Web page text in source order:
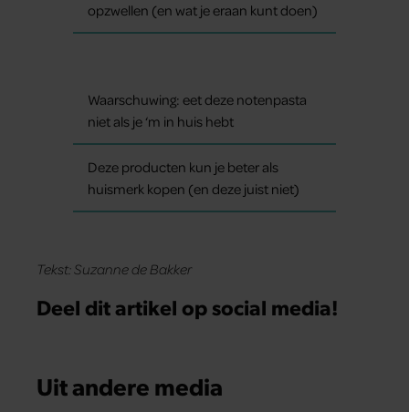
opzwellen (en wat je eraan kunt doen)
Waarschuwing: eet deze notenpasta
niet als je ‘m in huis hebt
Deze producten kun je beter als
huismerk kopen (en deze juist niet)
Tekst: Suzanne de Bakker
Deel dit artikel op social media!
Uit andere media